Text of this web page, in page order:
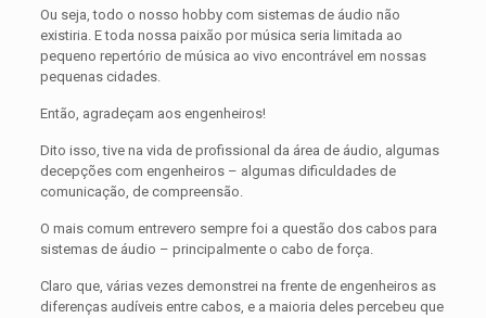
Ou seja, todo o nosso hobby com sistemas de áudio não
existiria. E toda nossa paixão por música seria limitada ao
pequeno repertório de música ao vivo encontrável em nossas
pequenas cidades.
Então, agradeçam aos engenheiros!
Dito isso, tive na vida de profissional da área de áudio, algumas
decepções com engenheiros – algumas dificuldades de
comunicação, de compreensão.
O mais comum entrevero sempre foi a questão dos cabos para
sistemas de áudio – principalmente o cabo de força.
Claro que, várias vezes demonstrei na frente de engenheiros as
diferenças audíveis entre cabos, e a maioria deles percebeu que